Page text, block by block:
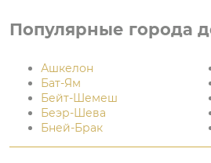
Популярные города
Ашкелон
Бат-Ям
Бейт-Шемеш
Беэр-Шева
Бней-Брак